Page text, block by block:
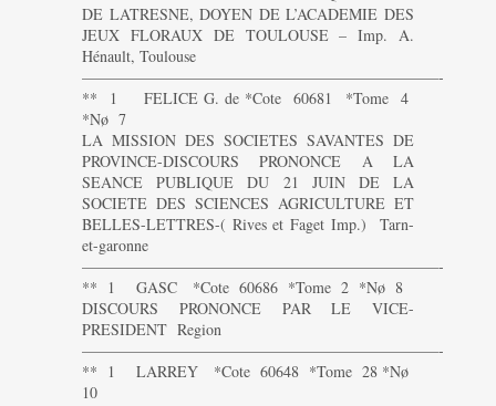
DE LATRESNE, DOYEN DE L’ACADEMIE DES
JEUX FLORAUX DE TOULOUSE – Imp. A.
Hénault, Toulouse
———————————————————————-
** 1 FELICE G. de *Cote 60681 *Tome 4
*Nø 7
LA MISSION DES SOCIETES SAVANTES DE
PROVINCE-DISCOURS PRONONCE A LA
SEANCE PUBLIQUE DU 21 JUIN DE LA
SOCIETE DES SCIENCES AGRICULTURE ET
BELLES-LETTRES-( Rives et Faget Imp.) Tarn-
et-garonne
———————————————————————-
** 1 GASC *Cote 60686 *Tome 2 *Nø 8
DISCOURS PRONONCE PAR LE VICE-
PRESIDENT Region
———————————————————————-
** 1 LARREY *Cote 60648 *Tome 28 *Nø
10